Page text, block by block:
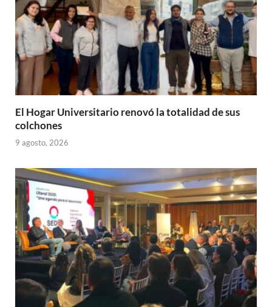
El Hogar Universitario renovó la totalidad de sus
colchones
9 agosto, 2026